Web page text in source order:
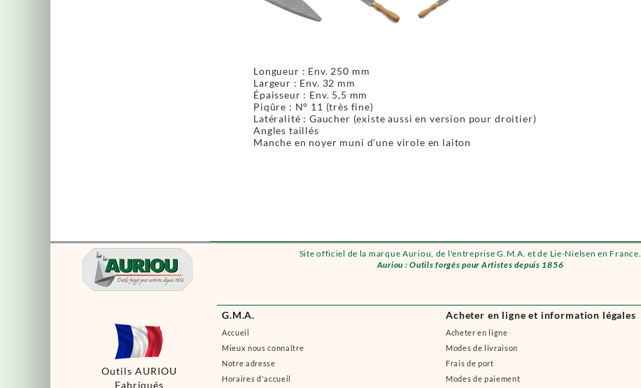
Site officiel de la marque Auriou, de l'entreprise G.M.A. et de Lie-Nielsen en France.
Auriou : Outils forgés pour Artistes depuis 1856
G.M.A.
Accueil
Mieux nous connaître
Notre adresse
Horaires d'accueil
Acheter en ligne et information légales
Acheter en ligne
Modes de livraison
Frais de port
Modes de paiement
Outils AURIOU
Fabriqués
Longueur : Env. 250 mm
Largeur : Env. 32 mm
Épaisseur : Env. 5,5 mm
Piqûre : N° 11 (très fine)
Latéralité : Gaucher (existe aussi en version pour droitier)
Angles taillés
Manche en noyer muni d'une virole en laiton